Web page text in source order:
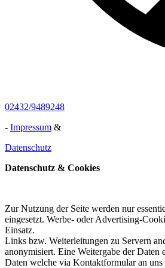
02432/9489248
- Impressum &
Datenschutz
Datenschutz & Cookies
Zur Nutzung der Seite werden nur
eingesetzt. Werbe- oder Advertising-
Einsatz.
Links bzw. Weiterleitungen zu Servern
anonymisiert. Eine Weitergabe der Daten
Daten welche via Kontaktformular an